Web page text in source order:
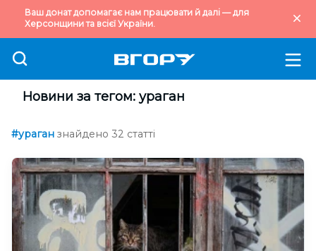
Ваш донат допомагає нам працювати й далі — для
Херсонщини та всієї України.
Новини за тегом: ураган
#ураган знайдено 32 статті